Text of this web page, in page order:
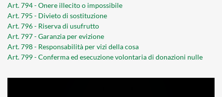
Art. 794 - Onere illecito o impossibile
Art. 795 - Divieto di sostituzione
Art. 796 - Riserva di usufrutto
Art. 797 - Garanzia per evizione
Art. 798 - Responsabilità per vizi della cosa
Art. 799 - Conferma ed esecuzione volontaria di donazioni nulle